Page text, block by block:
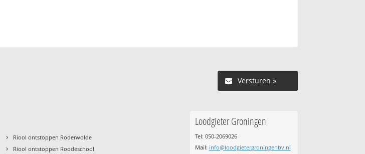
Versturen »
› Riool ontstoppen Roderwolde
› Riool ontstoppen Roodeschool
Loodgieter Groningen
Tel: 050-2069026
Mail: info@loodgietergroningenbv.nl